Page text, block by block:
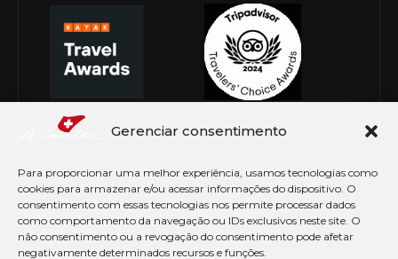
Gerenciar consentimento
Para proporcionar uma melhor experiência, usamos tecnologias como
cookies para armazenar e/ou acessar informações do dispositivo. O
consentimento com essas tecnologias nos permite processar dados
como comportamento da navegação ou IDs exclusivos neste site. O
não consentimento ou a revogação do consentimento pode afetar
negativamente determinados recursos e funções.
© Copyright 2026 Le Canton. Todos os direitos